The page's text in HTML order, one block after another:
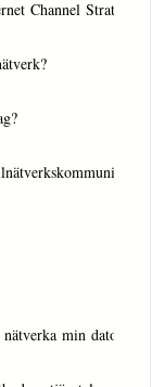
Channel Strategy?
nätverka min dator